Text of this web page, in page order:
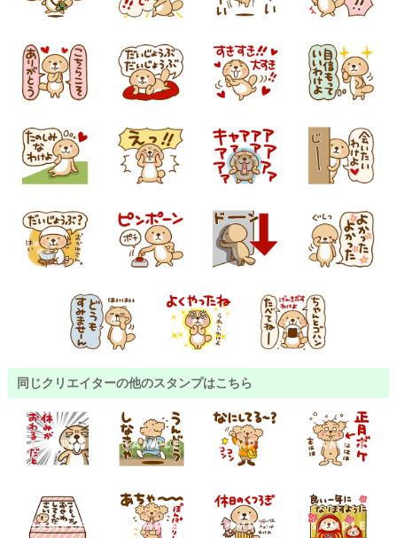
同じクリエイターの他のスタンプはこちら